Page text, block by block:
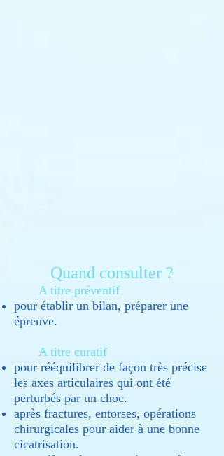
Quand consulter ?
A titre préventif
pour établir un bilan, préparer une
épreuve.
A titre curatif
​pour rééquilibrer de façon très précise
les axes articulaires qui ont été
perturbés par un choc.
après fractures, entorses, opérations
chirurgicales pour aider à une bonne
cicatrisation.